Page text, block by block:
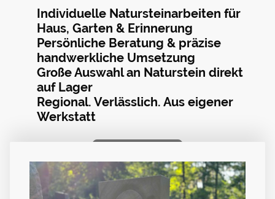
Individuelle Natursteinarbeiten für
Haus, Garten & Erinnerung
Persönliche Beratung & präzise
handwerkliche Umsetzung
Große Auswahl an Naturstein direkt
auf Lager
Regional. Verlässlich. Aus eigener
Werkstatt